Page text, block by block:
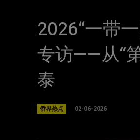
2026“一带
专访——从“
泰
侨界热点 02-06-2026